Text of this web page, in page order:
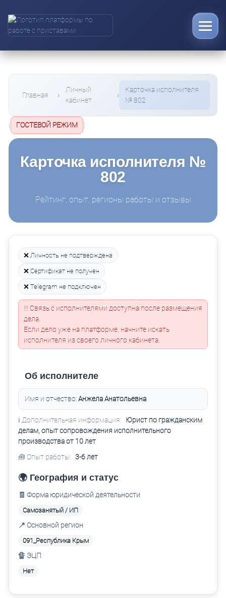
Главная
Личный
кабинет
Карточка исполнителя
№ 802
( ГОСТЕВОЙ РЕЖИМ )
Карточка исполнителя №
802
Рейтинг, опыт, регионы работы и отзывы
❌ Личность не подтверждена
❌ Сертификат не получен
❌ Telegram не подключен
!!! Связь с исполнителями доступна после размещения
дела.
Если дело уже на платформе, начните искать
исполнителя из своего личного кабинета.
Об исполнителе
Имя и отчество:Анжела Анатольевна
ℹ️ Дополнительная информация:
Юрист по гражданским
делам, опыт сопровождения исполнительного
производства от 10 лет
🧰 Опыт работы: 3-6 лет
🌍 География и статус
🧾 Форма юридической деятельности
Самозанятый / ИП
📍 Основной регион
091_Республика Крым
🔏 ЭЦП
Нет